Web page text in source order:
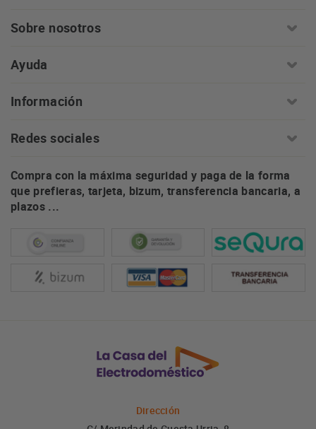
Sobre nosotros
Ayuda
Información
Redes sociales
Compra con la máxima seguridad y paga de la forma
que prefieras, tarjeta, bizum, transferencia bancaria, a
plazos ...
Dirección